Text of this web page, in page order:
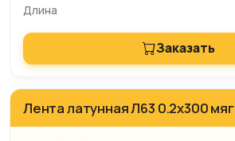
Заказать
Лента латунная Л63 0.2х300 мяг